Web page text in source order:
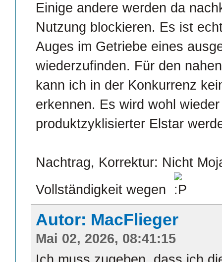
Einige andere werden da
Nutzung blockieren. Es ist
Auges im Getriebe eines
wiederzufinden. Für den
kann ich in der Konkurrenz
erkennen. Es wird wohl
produktzyklisierter Elstar
Nachtrag, Korrektur: Nicht
Vollständigkeit wegen
Autor: MacFlieger
Mai 02, 2026, 08:41:15